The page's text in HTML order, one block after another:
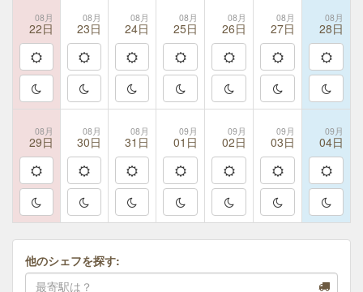
08月
22日
08月
23日
08月
24日
08月
25日
08月
26日
08月
27日
08月
28日
08月
29日
08月
30日
08月
31日
09月
01日
09月
02日
09月
03日
09月
04日
他のシェフを探す: